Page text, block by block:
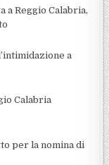
a Reggio Calabria,
a
Calabria
per la nomina di